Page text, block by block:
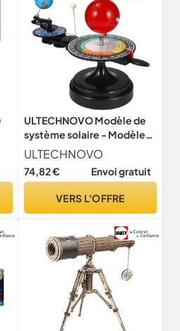
ULTECHNOVO Modèle de
système solaire - Modèle
orbital - Modèle orbital du
système solaire - Modèle
3D - Modèle rotatif -
Astronomie
ULTECHNOVO
74,82 € Envoi gratuit
VERS L'OFFRE